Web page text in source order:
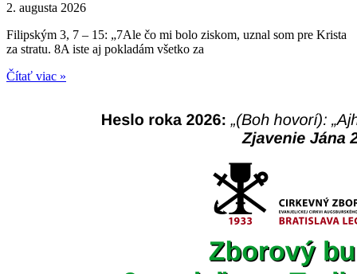
2. augusta 2026
Filipským 3, 7 – 15: „7Ale čo mi bolo ziskom, uznal som pre Krista
za stratu. 8A iste aj pokladám všetko za
Čítať viac »